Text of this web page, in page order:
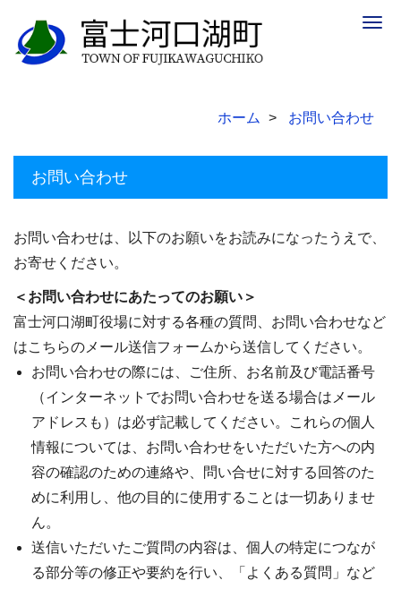
ホーム お問い合わせ
お問い合わせ
お問い合わせは、以下のお願いをお読みになったうえで、
お寄せください。
＜お問い合わせにあたってのお願い＞
富士河口湖町役場に対する各種の質問、お問い合わせなど
はこちらのメール送信フォームから送信してください。
お問い合わせの際には、ご住所、お名前及び電話番号
（インターネットでお問い合わせを送る場合はメール
アドレスも）は必ず記載してください。これらの個人
情報については、お問い合わせをいただいた方への内
容の確認のための連絡や、問い合せに対する回答のた
めに利用し、他の目的に使用することは一切ありませ
ん。
送信いただいたご質問の内容は、個人の特定につなが
る部分等の修正や要約を行い、「よくある質問」など